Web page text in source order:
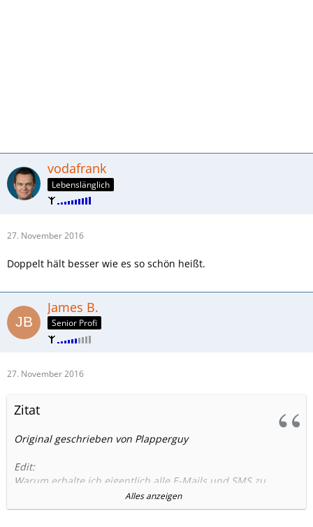
vodafrank
Lebenslänglich
27. November 2016
Doppelt hält besser wie es so schön heißt.
James B.
Senior Profi
27. November 2016
Zitat
Original geschrieben von Plapperguy
Edit:
Warum erhalte ich eigentlich alle E-Mails und SMS zu
meinem VVL Vertrag sowie der MNP doppelt?
Alles anzeigen